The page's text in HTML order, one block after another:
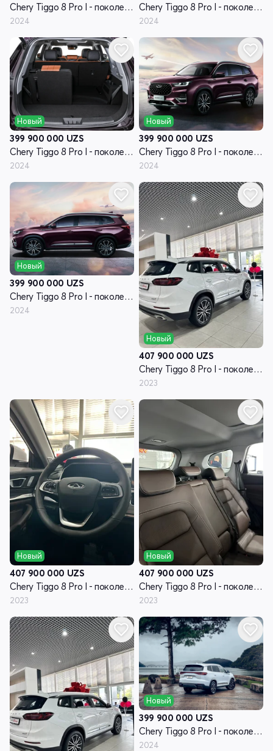
Chery Tiggo 8 Pro I - поколение
2024
Chery Tiggo 8 Pro I - поколение
2024
Новый
399 900 000 UZS
Chery Tiggo 8 Pro I - поколение
2024
Новый
399 900 000 UZS
Chery Tiggo 8 Pro I - поколение
2024
Новый
399 900 000 UZS
Chery Tiggo 8 Pro I - поколение
2024
Новый
407 900 000 UZS
Chery Tiggo 8 Pro I - поколение
2023
Новый
407 900 000 UZS
Chery Tiggo 8 Pro I - поколение
2023
Новый
407 900 000 UZS
Chery Tiggo 8 Pro I - поколение
2023
Новый
399 900 000 UZS
Chery Tiggo 8 Pro I - поколение
2024